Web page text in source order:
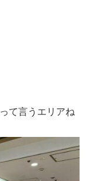
て言うエリアね